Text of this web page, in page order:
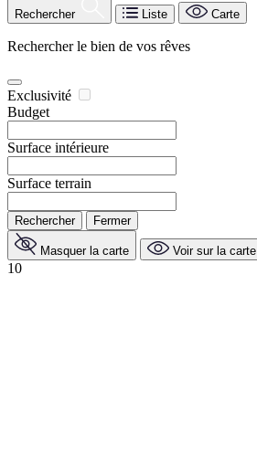
Rechercher Liste Carte
Rechercher le bien de vos rêves
Exclusivité
Budget
Surface intérieure
Surface terrain
Rechercher Fermer
Masquer la carte Voir sur la carte
10